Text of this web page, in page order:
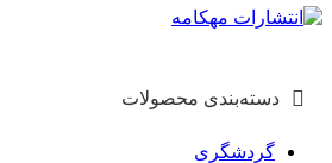
دسته‌بندی محصولات
گردشگری